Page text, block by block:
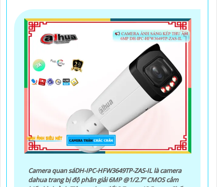
Camera quan sáDH-IPC-HFW3649TP-ZAS-IL là camera
dahua trang bị độ phân giải 6MP @1/2.7" CMOS cảm